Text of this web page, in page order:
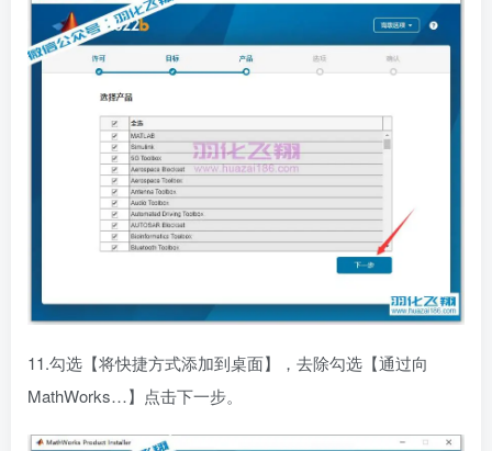
11.勾选【将快捷方式添加到桌面】，去除勾选【通过向
MathWorks…】点击下一步。